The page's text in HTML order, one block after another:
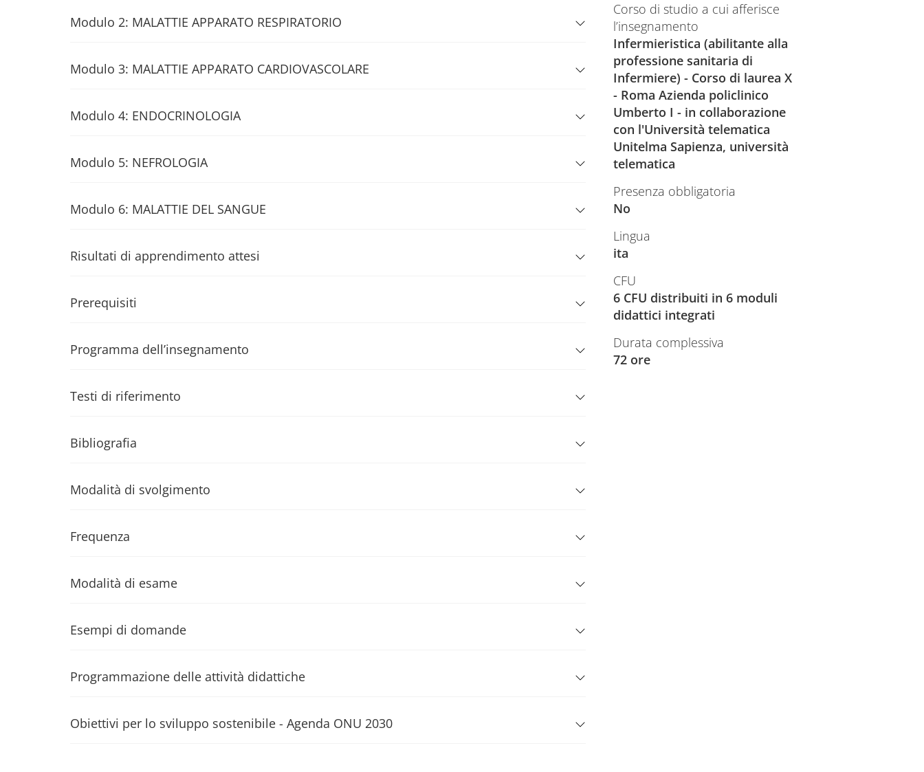
Modulo 2: MALATTIE APPARATO RESPIRATORIO
Modulo 3: MALATTIE APPARATO CARDIOVASCOLARE
Modulo 4: ENDOCRINOLOGIA
Modulo 5: NEFROLOGIA
Modulo 6: MALATTIE DEL SANGUE
Risultati di apprendimento attesi
Prerequisiti
Programma dell’insegnamento
Testi di riferimento
Bibliografia
Modalità di svolgimento
Frequenza
Modalità di esame
Esempi di domande
Programmazione delle attività didattiche
Obiettivi per lo sviluppo sostenibile - Agenda ONU 2030
Corso di studio a cui afferisce
l’insegnamento
Infermieristica (abilitante alla
professione sanitaria di
Infermiere) - Corso di laurea X
- Roma Azienda policlinico
Umberto I - in collaborazione
con l'Università telematica
Unitelma Sapienza, università
telematica
Presenza obbligatoria
No
Lingua
ita
CFU
6 CFU distribuiti in 6 moduli
didattici integrati
Durata complessiva
72 ore